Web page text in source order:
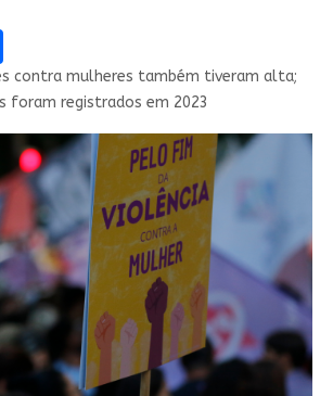
Share
contra mulheres também tiveram alta;
foram registrados em 2023